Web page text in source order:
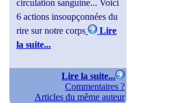
circulation sanguine... Voici
6 actions insoupçonnées du
rire sur notre corps
Lire
la suite...
Lire la suite...
Commentaires ?
Articles du même auteur